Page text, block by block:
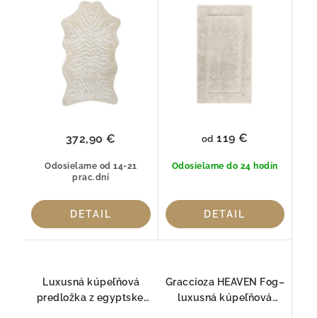
Odosielame od 14-21
prac.dní
372,90 €
DETAIL
Graccioza
Odosielame do 24 hodín
od 119 €
DETAIL
Luxusná kúpeľňová
predložka z egyptskej
Graccioza HEAVEN Fog–
luxusná kúpeľňová